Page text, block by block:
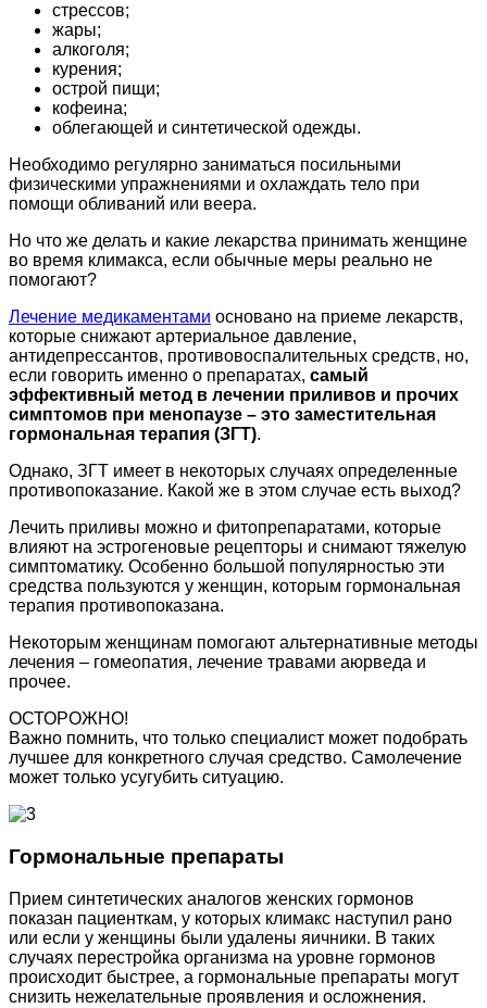
стрессов;
жары;
алкоголя;
курения;
острой пищи;
кофеина;
облегающей и синтетической одежды.
Необходимо регулярно заниматься посильными
физическими упражнениями и охлаждать тело при
помощи обливаний или веера.
Но что же делать и какие лекарства принимать женщине
во время климакса, если обычные меры реально не
помогают?
Лечение медикаментами основано на приеме лекарств,
которые снижают артериальное давление,
антидепрессантов, противовоспалительных средств, но,
если говорить именно о препаратах, самый
эффективный метод в лечении приливов и прочих
симптомов при менопаузе – это заместительная
гормональная терапия (ЗГТ).
Однако, ЗГТ имеет в некоторых случаях определенные
противопоказание. Какой же в этом случае есть выход?
Лечить приливы можно и фитопрепаратами, которые
влияют на эстрогеновые рецепторы и снимают тяжелую
симптоматику. Особенно большой популярностью эти
средства пользуются у женщин, которым гормональная
терапия противопоказана.
Некоторым женщинам помогают альтернативные методы
лечения – гомеопатия, лечение травами аюрведа и
прочее.
ОСТОРОЖНО!
Важно помнить, что только специалист может подобрать
лучшее для конкретного случая средство. Самолечение
может только усугубить ситуацию.
Гормональные препараты
Прием синтетических аналогов женских гормонов
показан пациенткам, у которых климакс наступил рано
или если у женщины были удалены яичники. В таких
случаях перестройка организма на уровне гормонов
происходит быстрее, а гормональные препараты могут
снизить нежелательные проявления и осложнения.